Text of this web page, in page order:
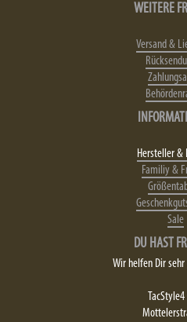
WEITERE
Versand &
Hersteller &
Familiy &
Sale
DU HAST
Wir helfen Dir